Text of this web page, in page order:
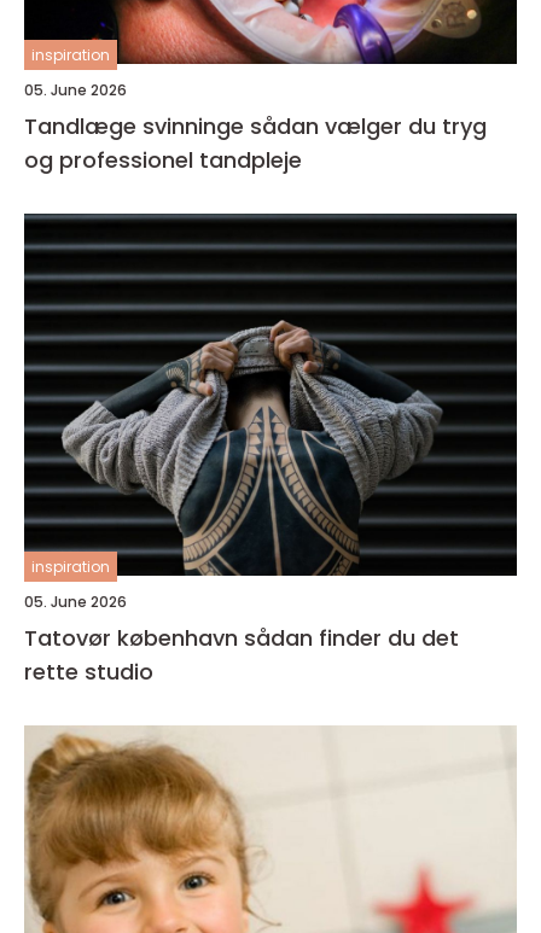
inspiration
05. June 2026
Tandlæge svinninge sådan vælger du tryg
og professionel tandpleje
inspiration
05. June 2026
Tatovør københavn sådan finder du det
rette studio